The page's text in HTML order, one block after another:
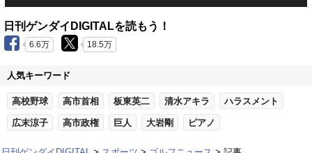
日刊ゲンダイDIGITALを読もう！
6.6万 18.5万
人気キーワード
高校野球 高市首相 板東英二 清水アキラ ハラスメント
広末涼子 高市政権 巨人 大岩剛 ピアノ